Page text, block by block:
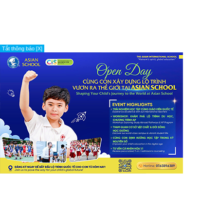
Tắt thông báo [X]